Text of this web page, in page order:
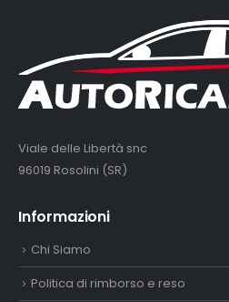
Viale delle Libertà snc
96019 Rosolini (SR)
Informazioni
Chi Siamo
Politica di rimborso e reso